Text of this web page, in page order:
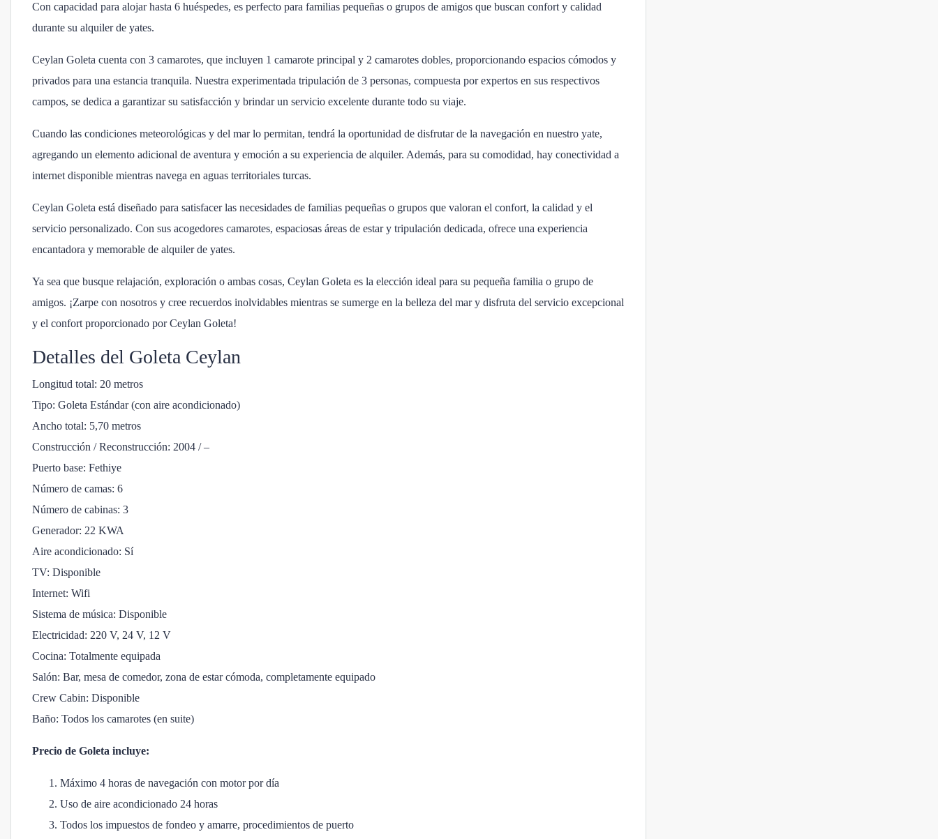
Con capacidad para alojar hasta 6 huéspedes, es perfecto para familias pequeñas o grupos de amigos que buscan confort y calidad
durante su alquiler de yates.
Ceylan Goleta cuenta con 3 camarotes, que incluyen 1 camarote principal y 2 camarotes dobles, proporcionando espacios cómodos y
privados para una estancia tranquila. Nuestra experimentada tripulación de 3 personas, compuesta por expertos en sus respectivos
campos, se dedica a garantizar su satisfacción y brindar un servicio excelente durante todo su viaje.
Cuando las condiciones meteorológicas y del mar lo permitan, tendrá la oportunidad de disfrutar de la navegación en nuestro yate,
agregando un elemento adicional de aventura y emoción a su experiencia de alquiler. Además, para su comodidad, hay conectividad a
internet disponible mientras navega en aguas territoriales turcas.
Ceylan Goleta está diseñado para satisfacer las necesidades de familias pequeñas o grupos que valoran el confort, la calidad y el
servicio personalizado. Con sus acogedores camarotes, espaciosas áreas de estar y tripulación dedicada, ofrece una experiencia
encantadora y memorable de alquiler de yates.
Ya sea que busque relajación, exploración o ambas cosas, Ceylan Goleta es la elección ideal para su pequeña familia o grupo de
amigos. ¡Zarpe con nosotros y cree recuerdos inolvidables mientras se sumerge en la belleza del mar y disfruta del servicio excepcional
y el confort proporcionado por Ceylan Goleta!
Detalles del Goleta Ceylan
Longitud total: 20 metros
Tipo: Goleta Estándar (con aire acondicionado)
Ancho total: 5,70 metros
Construcción / Reconstrucción: 2004 / –
Puerto base: Fethiye
Número de camas: 6
Número de cabinas: 3
Generador: 22 KWA
Aire acondicionado: Sí
TV: Disponible
Internet: Wifi
Sistema de música: Disponible
Electricidad: 220 V, 24 V, 12 V
Cocina: Totalmente equipada
Salón: Bar, mesa de comedor, zona de estar cómoda, completamente equipado
Crew Cabin: Disponible
Baño: Todos los camarotes (en suite)
Precio de Goleta incluye:
Máximo 4 horas de navegación con motor por día
Uso de aire acondicionado 24 horas
Todos los impuestos de fondeo y amarre, procedimientos de puerto